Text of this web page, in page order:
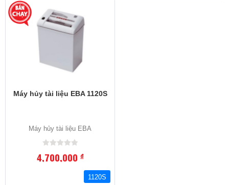
Máy hủy tài liệu EBA 1120S
Máy hủy tài liệu EBA
4,700,000đ
1120S